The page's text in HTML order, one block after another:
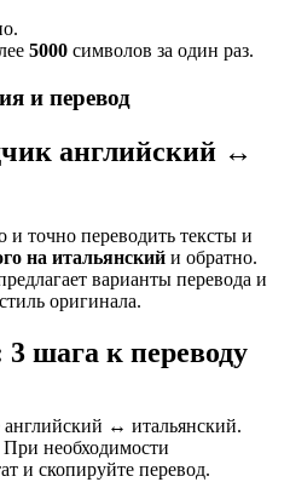
5000 символов за один раз.
и перевод
английский ↔
и точно переводить тексты и
на итальянский и обратно.
варианты перевода и
оригинала.
шага к переводу
↔ итальянский.
необходимости
и скопируйте перевод.